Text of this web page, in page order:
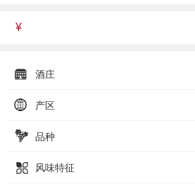
¥
酒庄
产区
品种
风味特征